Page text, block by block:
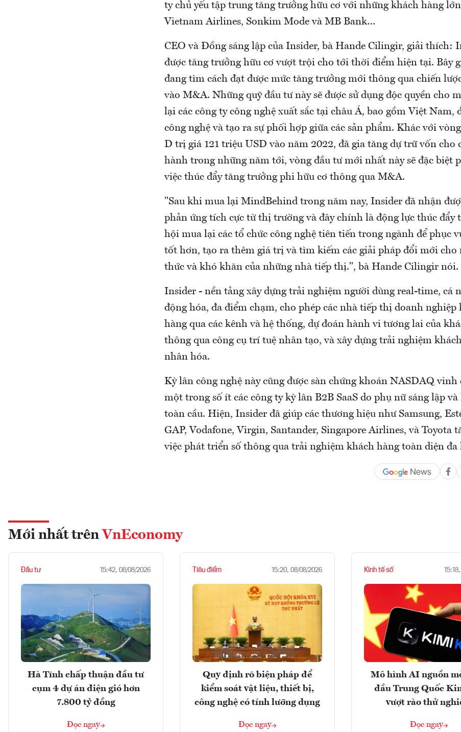
ty chủ yếu tập trung tăng trưởng hữu cơ với những khách hàng
Vietnam Airlines, Sonkim Mode và MB Bank…
CEO và Đồng sáng lập của Insider, bà Hande Cilingir, giải thích:
được tăng trưởng hữu cơ vượt trội cho tới thời điểm hiện tại. Bây
đang tìm cách đạt được mức tăng trưởng mới thông qua chiến
vào M&A. Những quỹ đầu tư này sẽ được sử dụng độc quyền cho
lại các công ty công nghệ xuất sắc tại châu Á, bao gồm Việt Nam,
công nghệ và tạo ra sự phối hợp giữa các sản phẩm. Khác với
D trị giá 121 triệu USD vào năm 2022, đã gia tăng dự trữ vốn cho
hành trong những năm tới, vòng đầu tư mới nhất này sẽ đặc biệt
việc thúc đẩy tăng trưởng phi hữu cơ thông qua M&A.
"Sau khi mua lại MindBehind trong năm nay, Insider đã nhận
phản ứng tích cực từ thị trường và đây chính là động lực thúc đẩy
hội mua lại các tổ chức công nghệ tiên tiến trong ngành để phục
tốt hơn, tạo ra thêm giá trị và tìm kiếm các giải pháp đổi mới cho
thức và khó khăn của những nhà tiếp thị.", bà Hande Cilingir nói.
Insider - nền tảng xây dựng trải nghiệm người dùng real-time, cá
động hóa, đa điểm chạm, cho phép các nhà tiếp thị doanh nghiệp
hàng qua các kênh và hệ thống, dự đoán hành vi tương lai của
thông qua công cụ trí tuệ nhân tạo, và xây dựng trải nghiệm
nhân hóa.
Kỳ lân công nghệ này cũng được sàn chứng khoán NASDAQ vinh
một trong số ít các công ty kỳ lân B2B SaaS do phụ nữ sáng lập
toàn cầu. Hiện, Insider đã giúp các thương hiệu như Samsung,
GAP, Vodafone, Virgin, Santander, Singapore Airlines, và Toyota
việc phát triển số thông qua trải nghiệm khách hàng toàn diện đa
Mới nhất trên VnEconomy
Đầu tư 15:42, 08/08/2026
Hà Tĩnh chấp thuận đầu tư
cụm 4 dự án điện gió hơn
7.800 tỷ đồng
Đọc ngay
Tiêu điểm 15:20, 08/08/2026
Quy định rõ biện pháp để
kiểm soát vật liệu, thiết bị,
công nghệ có tính lưỡng dụng
Đọc ngay
Kinh tế số
Mô hình AI nguồn
đầu Trung Quốc
vượt rào thử
Đọc ngay